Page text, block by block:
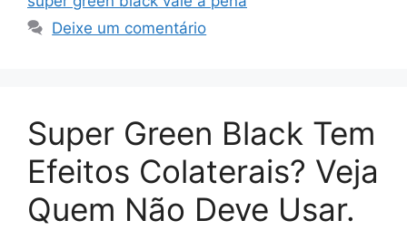
Deixe um comentário
Super Green Black Tem
Efeitos Colaterais? Veja
Quem Não Deve Usar.